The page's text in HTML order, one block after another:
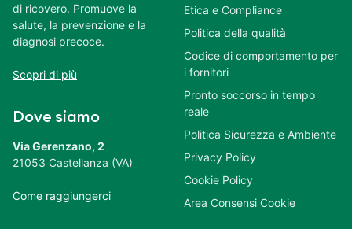
di ricovero. Promuove la
salute, la prevenzione e la
diagnosi precoce.
Scopri di più
Dove siamo
Via Gerenzano, 2
21053 Castellanza (VA)
Come raggiungerci
Etica e Compliance
Politica della qualità
Codice di comportamento per
i fornitori
Pronto soccorso in tempo
reale
Politica Sicurezza e Ambiente
Privacy Policy
Cookie Policy
Area Consensi Cookie